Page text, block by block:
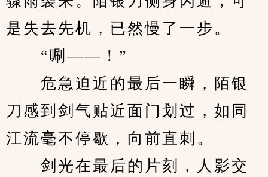
是失去先机，已然慢了一步。
“唰——！”
危急迫近的最后一瞬，陌银
刀感到剑气贴近面门划过，如同
江流毫不停歇，向前直刺。
剑光在最后的片刻，人影交